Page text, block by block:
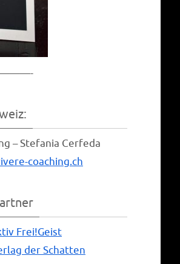
– Ste­fa­nia Cerfeda
coaching.ch
Frei!Geist
der Schatten